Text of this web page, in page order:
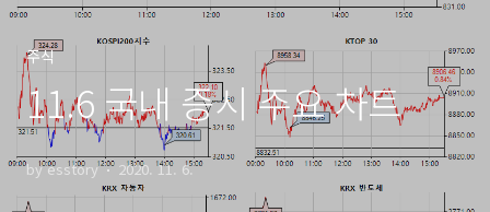
주식
11.6 국내 증시 주요 차트
by esstory 2020. 11. 6.